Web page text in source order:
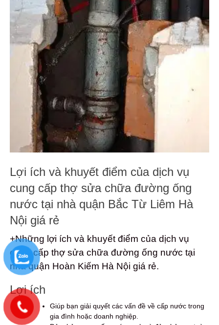
Lợi ích và khuyết điểm của dịch vụ
cung cấp thợ sửa chữa đường ống
nước tại nhà quận Bắc Từ Liêm Hà
Nội giá rẻ
+Những lợi ích và khuyết điểm của dịch vụ
cung cấp thợ sửa chữa đường ống nước tại
nhà quận Hoàn Kiếm Hà Nội giá rẻ.
Lợi ích
Giúp bạn giải quyết các vấn đề về cấp nước trong
gia đình hoặc doanh nghiệp.